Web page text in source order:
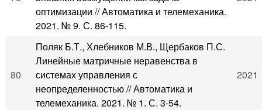
оптимизации // Автоматика и телемеханика.
2021. № 9. С. 86-115.
80
Поляк Б.Т., Хлебников М.В., Щербаков П.С.
Линейные матричные неравенства в
системах управления с
неопределенностью // Автоматика и
телемеханика. 2021. № 1. С. 3-54.
2021